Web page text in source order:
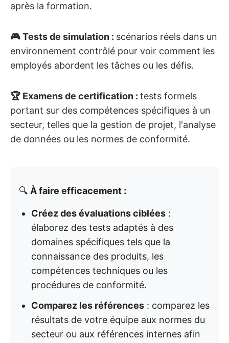
après la formation.
🎮 Tests de simulation : scénarios réels dans un
environnement contrôlé pour voir comment les
employés abordent les tâches ou les défis.
🏆 Examens de certification : tests formels
portant sur des compétences spécifiques à un
secteur, telles que la gestion de projet, l'analyse
de données ou les normes de conformité.
🔍 À faire efficacement :
Créez des évaluations ciblées :
élaborez des tests adaptés à des
domaines spécifiques tels que la
connaissance des produits, les
compétences techniques ou les
procédures de conformité.
Comparez les références : comparez les
résultats de votre équipe aux normes du
secteur ou aux références internes afin